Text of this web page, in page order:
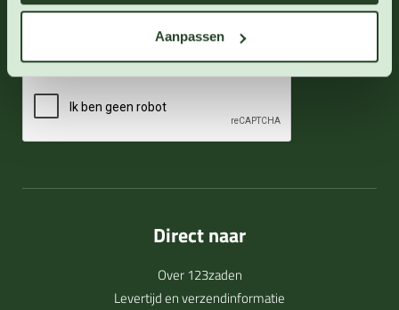
Aanpassen
Direct naar
Over 123zaden
Levertijd en verzendinformatie